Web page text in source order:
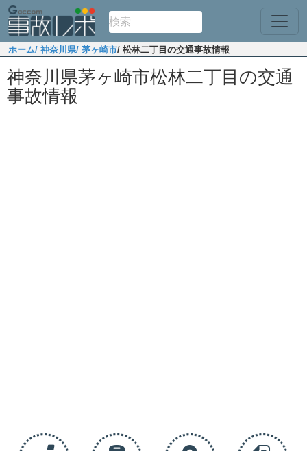
ホーム/ 神奈川県/ 茅ヶ崎市/ 松林二丁目の交通事故情報
神奈川県茅ヶ崎市松林二丁目の交通
事故情報